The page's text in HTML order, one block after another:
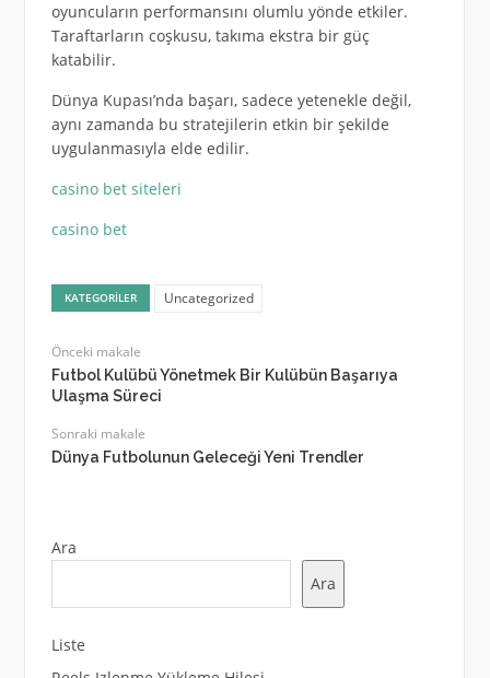
oyuncuların performansını olumlu yönde etkiler.
Taraftarların coşkusu, takıma ekstra bir güç
katabilir.
Dünya Kupası’nda başarı, sadece yetenekle değil,
aynı zamanda bu stratejilerin etkin bir şekilde
uygulanmasıyla elde edilir.
casino bet siteleri
casino bet
KATEGORILER Uncategorized
Önceki makale
Futbol Kulübü Yönetmek Bir Kulübün Başarıya
Ulaşma Süreci
Sonraki makale
Dünya Futbolunun Geleceği Yeni Trendler
Ara
Ara
Liste